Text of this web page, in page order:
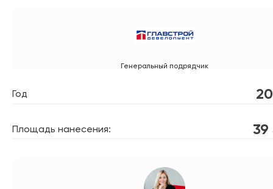
Генеральный подрядчик
Год
Площадь нанесения: 39